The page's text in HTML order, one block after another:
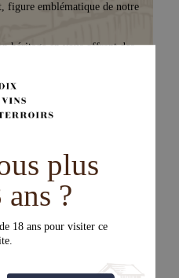
figure emblématique de notre
héritage en vous offrant des
plus
?
18 ans pour visiter ce